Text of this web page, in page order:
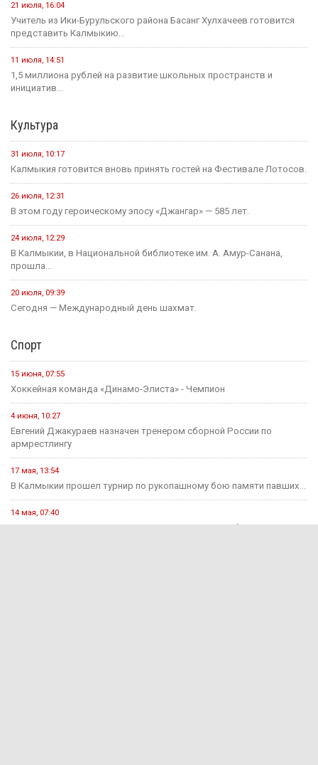
21 июля, 16:04
Учитель из Ики-Бурульского района Басанг Хулхачеев готовится
представить Калмыкию...
11 июля, 14:51
1,5 миллиона рублей на развитие школьных пространств и
инициатив...
Культура
31 июля, 10:17
Калмыкия готовится вновь принять гостей на Фестивале Лотосов.
26 июля, 12:31
В этом году героическому эпосу «Джангар» — 585 лет.
24 июля, 12:29
В Калмыкии, в Национальной библиотеке им. А. Амур-Санана,
прошла...
20 июля, 09:39
Сегодня — Международный день шахмат.
Спорт
15 июня, 07:55
Хоккейная команда «Динамо-Элиста» - Чемпион
4 июня, 10:27
Евгений Джакураев назначен тренером сборной России по
армрестлингу
17 мая, 13:54
В Калмыкии прошел турнир по рукопашному бою памяти павших...
14 мая, 07:40
Сегодня стартует открытый городской турнир по боксу